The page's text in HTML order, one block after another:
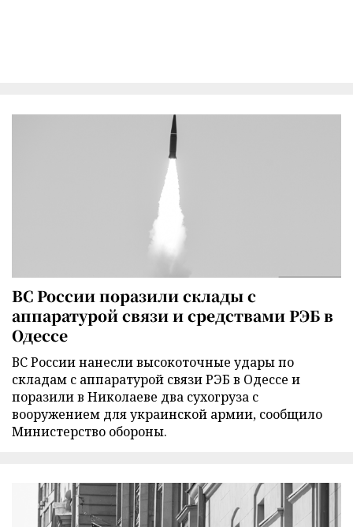
ВС России поразили склады с
аппаратурой связи и средствами РЭБ в
Одессе
ВС России нанесли высокоточные удары по
складам с аппаратурой связи РЭБ в Одессе и
поразили в Николаеве два сухогруза с
вооружением для украинской армии, сообщило
Министерство обороны.